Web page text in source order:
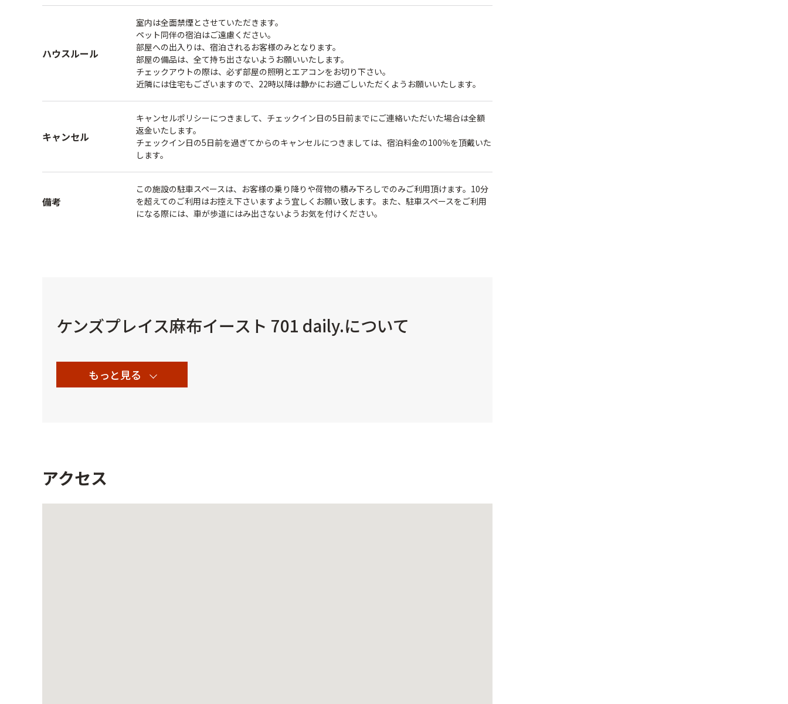
ハウスルール
室内は全面禁煙とさせていただきます。
ペット同伴の宿泊はご遠慮ください。
部屋への出入りは、宿泊されるお客様のみとなります。
部屋の備品は、全て持ち出さないようお願いいたします。
チェックアウトの際は、必ず部屋の照明とエアコンをお切り下さい。
近隣には住宅もございますので、22時以降は静かにお過ごしいただくようお願いいたします。
キャンセル
キャンセルポリシーにつきまして、チェックイン日の5日前までにご連絡いただいた場合は全額
返金いたします。
チェックイン日の5日前を過ぎてからのキャンセルにつきましては、宿泊料金の100％を頂戴いた
します。
備考
この施設の駐車スペースは、お客様の乗り降りや荷物の積み下ろしでのみご利用頂けます。10分
を超えてのご利用はお控え下さいますよう宜しくお願い致します。また、駐車スペースをご利用
になる際には、車が歩道にはみ出さないようお気を付けください。
ケンズプレイス麻布イースト 701 daily.について
もっと見る
アクセス